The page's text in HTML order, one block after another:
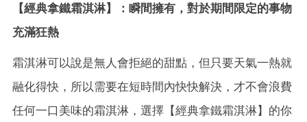
【經典拿鐵霜淇淋】：瞬間擁有，對於期間限定的事物
充滿狂熱
霜淇淋可以說是無人會拒絕的甜點，但只要天氣一熱就
融化得快，所以需要在短時間內快快解決，才不會浪費
任何一口美味的霜淇淋，選擇【經典拿鐵霜淇淋】的你